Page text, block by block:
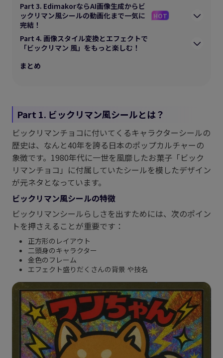
Part 3. EdimakorならAI画像生成からビ
ックリマン風シールの動画化まで一気に
完結！
HOT
Part 4. 画像スタイル変換とエフェクトで
「ビックリマン 風」をもっと楽しむ！
まとめ
Part 1. ビックリマン風シールとは？
ビックリマンチョコに付いてくるキャラクターシールの
歴史は、なんと40年を誇る日本のポップカルチャーの
象徴です。1980年代に一世を風靡したお菓子「ビック
リマンチョコ」に付属していたシールを模したデザイン
が元ネタとなっています。
ビックリマン風シールの特徴
ビックリマンシールらしさを出すためには、次のポイン
トを押さえることが重要です：
正方形のレイアウト
二頭身のキャラクター
金色のフレーム
エフェクト盛りだくさんの背景 や技名